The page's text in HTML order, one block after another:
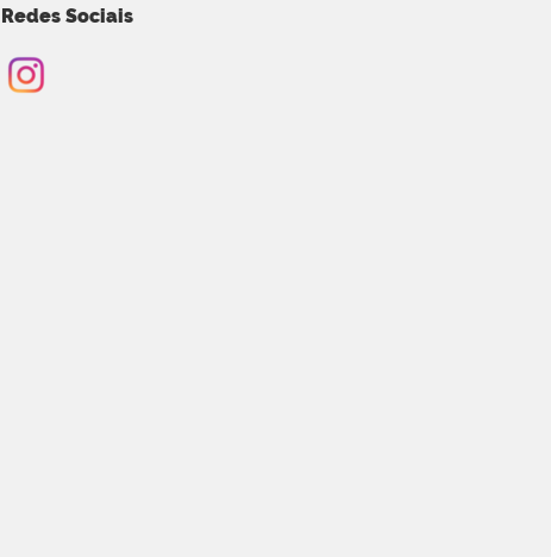
Redes Sociais